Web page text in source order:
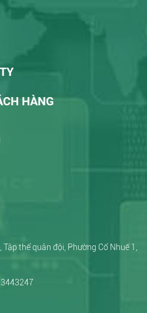
HÀNG
thể quân đội, Phường Cổ Nhuế 1,